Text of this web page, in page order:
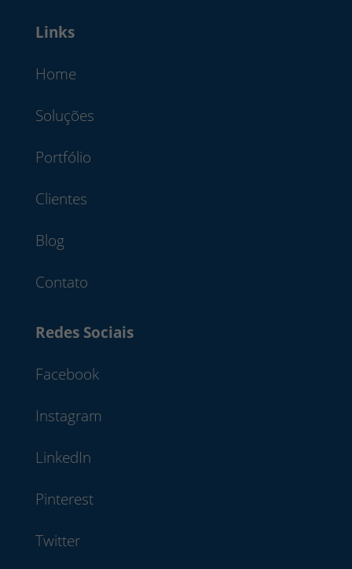
Links
Home
Soluções
Portfólio
Clientes
Blog
Contato
Redes Sociais
Facebook
Instagram
LinkedIn
Pinterest
Twitter